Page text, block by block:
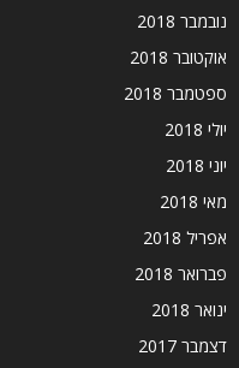
נובמבר 2018
אוקטובר 2018
ספטמבר 2018
יולי 2018
יוני 2018
מאי 2018
אפריל 2018
פברואר 2018
ינואר 2018
דצמבר 2017